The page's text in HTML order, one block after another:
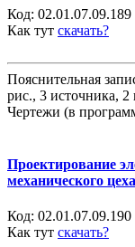
Код: 02.01.07.09.189
Как тут скачать?
Пояснительная
рис., 3 источника,
Чертежи (в
Проектирование
механического цеха
Код: 02.01.07.09.190
Как тут скачать?